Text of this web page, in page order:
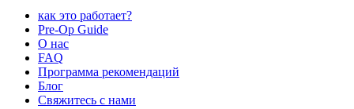
как это работает?
Pre-Op Guide
О нас
FAQ
Программа рекомендаций
Блог
Свяжитесь с нами